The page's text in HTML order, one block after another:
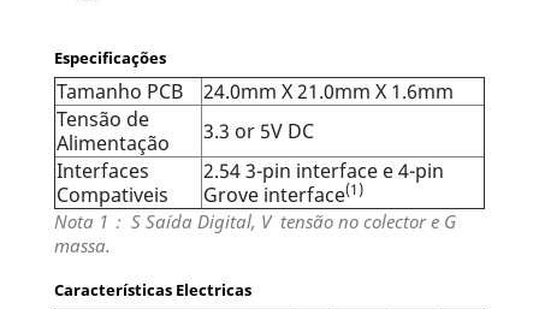
Especificações
Tamanho PCB
24.0mm X 21.0mm X 1.6mm
Tensão de
Alimentação
3.3 or 5V DC
Interfaces
Compativeis
2.54 3-pin interface e 4-pin
Grove interface(1)
Nota 1 ： S Saída Digital, V tensão no colectore G
massa.
Características Electricas